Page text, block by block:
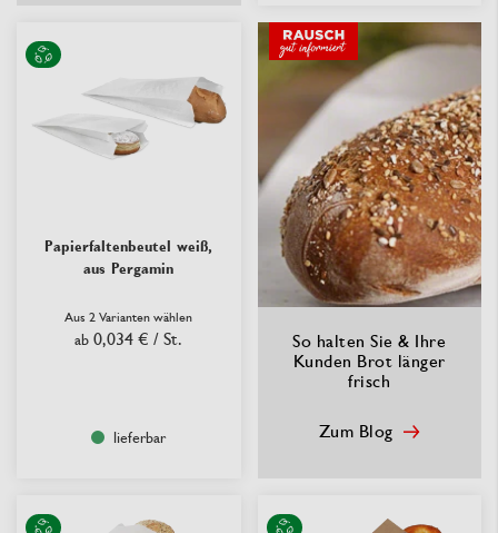
Papierfaltenbeutel weiß,
aus Pergamin
Aus 2 Varianten wählen
ab 0,034 € / St.
lieferbar
So halten Sie & Ihre
Kunden Brot länger
frisch
Zum Blog